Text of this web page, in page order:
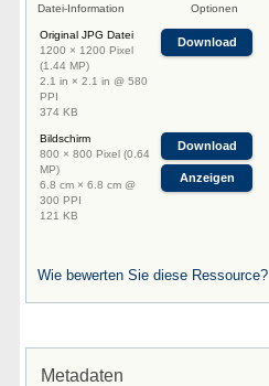
Datei-Information Optionen
Original JPG Datei
1200 × 1200 Pixel
(1.44 MP)
2.1 in × 2.1 in @ 580
PPI
374 KB
Download
Bildschirm
800 × 800 Pixel (0.64
MP)
6.8 cm × 6.8 cm @
300 PPI
121 KB
Download
Anzeigen
Wie bewerten Sie diese Ressource?
Metadaten